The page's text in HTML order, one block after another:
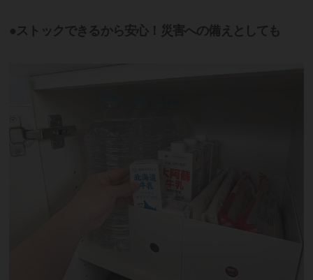
●ストックできるから安心！災害への備えとしても